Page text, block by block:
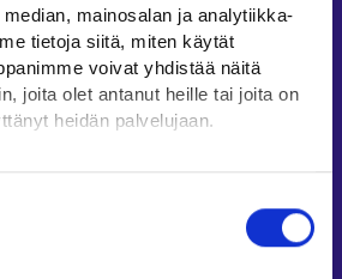
mainosalan ja analytiikka-
tietoja siitä, miten käytät
voivat yhdistää näitä
joita olet antanut heille tai joita on
heidän palvelujaan.
käyttötarkoituksista
asiakkaan neuvontapalvelut
-osioiden ohjeet